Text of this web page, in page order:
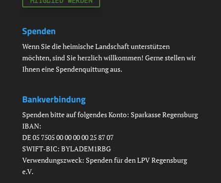
Spenden
Wenn Sie die heimische Landschaft unterstützen
möchten, sind Sie herzlich willkommen! Gerne stellen wir
Ihnen eine Spendenquittung aus.
Bankverbindung
Spenden bitte auf folgendes Konto: Sparkasse Regensburg
IBAN:
DE 05 7505 00 00 00 00 25 87 07
SWIFT-BIC: BYLADEM1RBG
Verwendungszweck: Spenden für den LPV Regensburg
e.V.